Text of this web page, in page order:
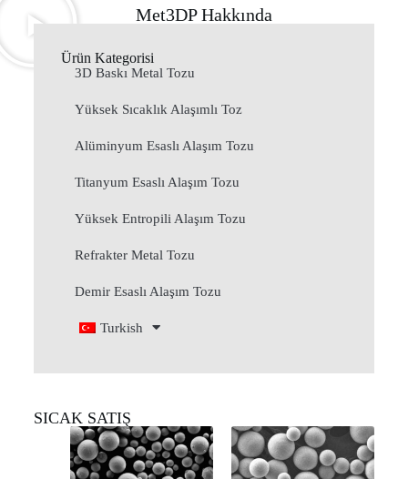
Met3DP Hakkında
Ürün Kategorisi
3D Baskı Metal Tozu
Yüksek Sıcaklık Alaşımlı Toz
Alüminyum Esaslı Alaşım Tozu
Titanyum Esaslı Alaşım Tozu
Yüksek Entropili Alaşım Tozu
Refrakter Metal Tozu
Demir Esaslı Alaşım Tozu
Turkish
SICAK SATIŞ